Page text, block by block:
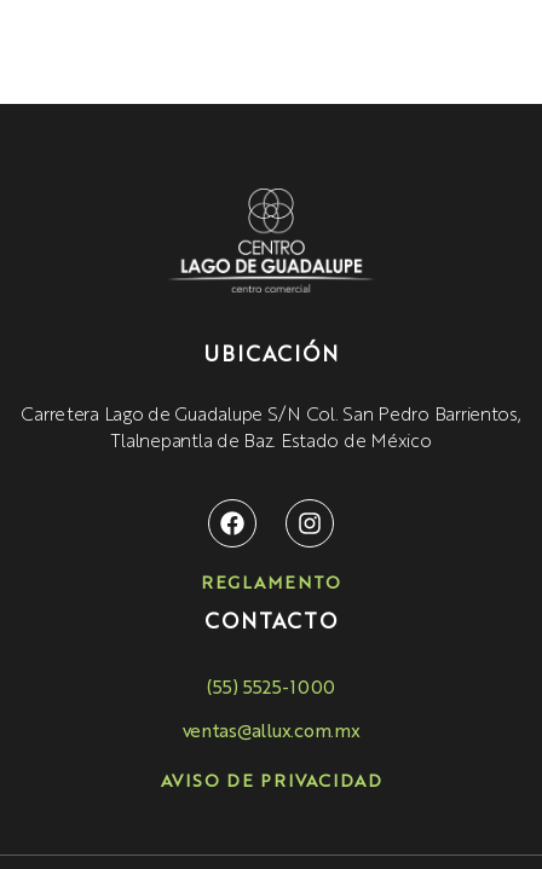
UBICACIÓN
Carretera Lago de Guadalupe S/N Col. San Pedro Barrientos,
Tlalnepantla de Baz. Estado de México
REGLAMENTO
CONTACTO
(55) 5525-1000
ventas@allux.com.mx
AVISO DE PRIVACIDAD